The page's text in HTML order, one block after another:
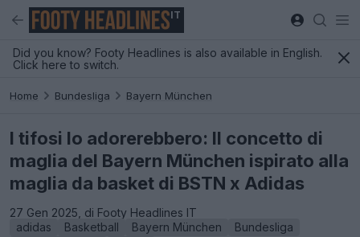
IT
Did you know? Footy Headlines is also available in English.
Click here to switch.
Home Bundesliga Bayern München
I tifosi lo adorerebbero: Il concetto di
maglia del Bayern München ispirato alla
maglia da basket di BSTN x Adidas
27 Gen 2025, di Footy Headlines IT
adidas
Basketball Bayern München
Bundesliga